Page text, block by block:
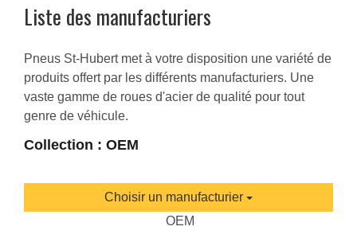
Liste des manufacturiers
Pneus St-Hubert met à votre disposition une variété de
produits offert par les différents manufacturiers. Une
vaste gamme de roues d'acier de qualité pour tout
genre de véhicule.
Collection : OEM
Choisir un manufacturier
OEM